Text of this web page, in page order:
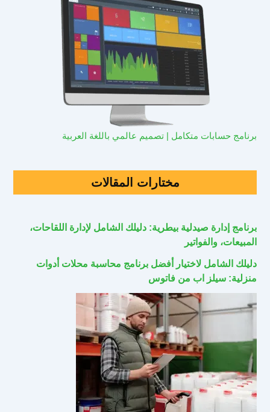
برنامج حسابات متكامل | تصميم عالمي باللغة العربية
مختارات المقالات
برنامج إدارة صيدلية بيطرية: دليلك الشامل لإدارة اللقاحات،
المبيعات، والفواتير
دليلك الشامل لاختيار أفضل برنامج محاسبة محلات أدوات
منزلية: سيلز اب من فاتوس